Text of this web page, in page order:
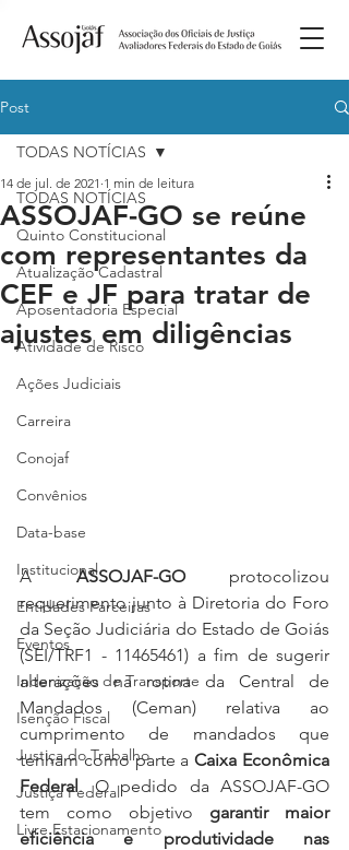
Post
TODAS NOTÍCIAS
Quinto Constitucional
Atualização Cadastral
Aposentadoria Especial
Atividade de Risco
Ações Judiciais
Carreira
Conojaf
Convênios
Data-base
Institucional
Entidades Parceiras
Eventos
Indenização de Transporte
Isenção Fiscal
Justiça do Trabalho
Justiça Federal
Livre Estacionamento
TODAS NOTÍCIAS
ASSOJAF-GO se reúne
com representantes da
CEF e JF para tratar de
ajustes em diligências
14 de jul. de 2021 1 min de leitura
A ASSOJAF-GO protocolizou
requerimento junto à Diretoria do Foro
da Seção Judiciária do Estado de Goiás
(SEI/TRF1 - 11465461) a fim de sugerir
alterações na rotina da Central de
Mandados (Ceman) relativa ao
cumprimento de mandados que
tenham como parte a Caixa Econômica
Federal. O pedido da ASSOJAF-GO
tem como objetivo garantir maior
eficiência e produtividade nas